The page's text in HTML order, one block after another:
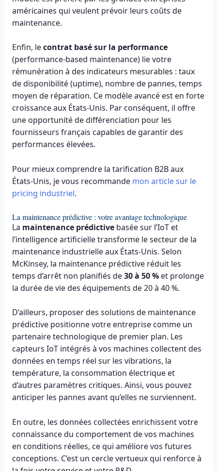
américaines qui veulent prévoir leurs coûts de
maintenance.
Enfin, lecontrat basé sur la performance
(performance-based maintenance) lie votre
rémunération à des indicateurs mesurables : taux
de disponibilité (uptime), nombre de pannes, temps
moyen de réparation. Ce modèle avancé est en forte
croissance aux États-Unis. Par conséquent, il offre
une opportunité de différenciation pour les
fournisseurs français capables de garantir des
performances élevées.
Pour mieux comprendre la tarification B2B aux
États-Unis, je vous recommande mon article sur le
pricing industriel.
La maintenance prédictive : votre avantage technologique
La maintenance prédictivebasée sur l’IoT et
l’intelligence artificielle transforme le secteur de la
maintenance industrielle aux États-Unis. Selon
McKinsey, la maintenance prédictive réduit les
temps d’arrêt non planifiés de30 à 50 %et prolonge
la durée de vie des équipements de 20 à 40 %.
D’ailleurs, proposer des solutions de maintenance
prédictive positionne votre entreprise comme un
partenaire technologique de premier plan. Les
capteurs IoT intégrés à vos machines collectent des
données en temps réel sur les vibrations, la
température, la consommation électrique et
d’autres paramètres critiques. Ainsi, vous pouvez
anticiper les pannes avant qu’elles ne surviennent.
En outre, les données collectées enrichissent votre
connaissance du comportement de vos machines
en conditions réelles, ce qui améliore vos futures
conceptions. C’est un cercle vertueux qui renforce à